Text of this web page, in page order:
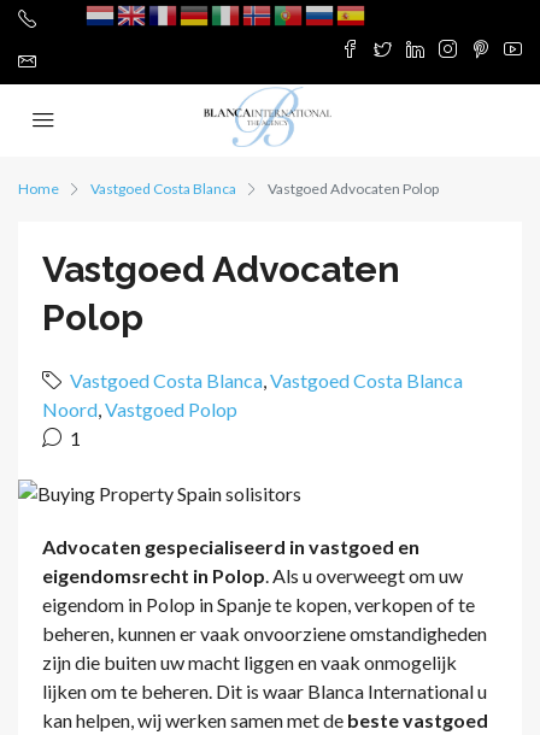
Home Vastgoed Costa Blanca Vastgoed Advocaten Polop
Vastgoed Advocaten
Polop
Vastgoed Costa Blanca,Vastgoed Costa Blanca
Noord,Vastgoed Polop
1
Advocaten gespecialiseerd in vastgoed en
eigendomsrecht in Polop. Als u overweegt om uw
eigendom in Polop in Spanje te kopen, verkopen of te
beheren, kunnen er vaak onvoorziene omstandigheden
zijn die buiten uw macht liggen en vaak onmogelijk
lijken om te beheren. Dit is waar Blanca International u
kan helpen, wij werken samen met de beste vastgoed